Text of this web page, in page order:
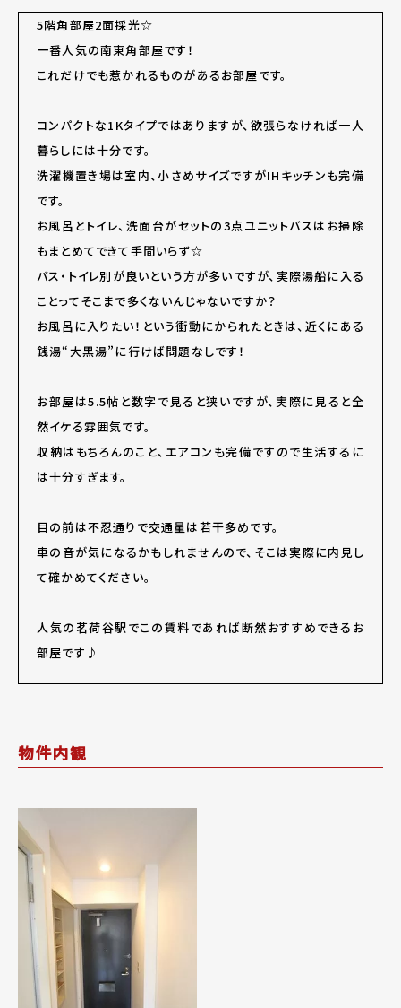
5階角部屋2面採光☆
一番人気の南東角部屋です！
これだけでも惹かれるものがあるお部屋です。
コンパクトな1Kタイプではありますが、欲張らなければ一人
暮らしには十分です。
洗濯機置き場は室内、小さめサイズですがIHキッチンも完備
です。
お風呂とトイレ、洗面台がセットの3点ユニットバスはお掃除
もまとめてできて手間いらず☆
バス・トイレ別が良いという方が多いですが、実際湯船に入る
ことってそこまで多くないんじゃないですか？
お風呂に入りたい！という衝動にかられたときは、近くにある
銭湯“大黒湯”に行けば問題なしです！
お部屋は5.5帖と数字で見ると狭いですが、実際に見ると全
然イケる雰囲気です。
収納はもちろんのこと、エアコンも完備ですので生活するに
は十分すぎます。
目の前は不忍通りで交通量は若干多めです。
車の音が気になるかもしれませんので、そこは実際に内見し
て確かめてください。
人気の茗荷谷駅でこの賃料であれば断然おすすめできるお
部屋です♪
物件内観